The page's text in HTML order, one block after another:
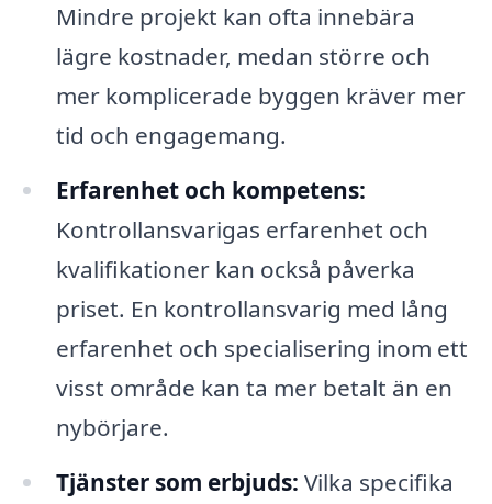
Mindre projekt kan ofta innebära
lägre kostnader, medan större och
mer komplicerade byggen kräver mer
tid och engagemang.
Erfarenhet och kompetens:
Kontrollansvarigas erfarenhet och
kvalifikationer kan också påverka
priset. En kontrollansvarig med lång
erfarenhet och specialisering inom ett
visst område kan ta mer betalt än en
nybörjare.
Tjänster som erbjuds: Vilka specifika